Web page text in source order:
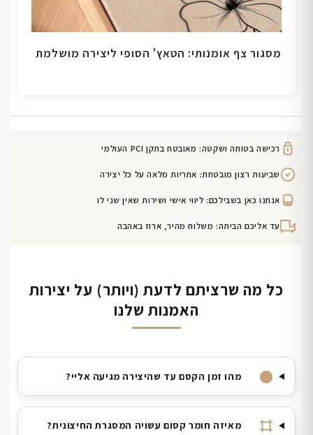
מסגור צף אומנותי: הטאץ' הסופי ליצירה מושלמת
רכישה בטוחה ושקטה: מאובטח בתקן PCI העולמי
שביעות רצון מובטחת: אחריות מלאה על כל יצירה
אנחנו כאן בשבילכם: ליווי אישי ושירות שאין שני לו
עד אליכם הביתה: משלוח מהיר, ארוז באהבה
כל מה שרציתם לדעת (ויותר) על יצירות
האמנות שלנו
מהו זמן הקסם עד שהיצירה מגיעה אליי?
מאיזה חומר קסום עשויה המסגרת החיצונית?